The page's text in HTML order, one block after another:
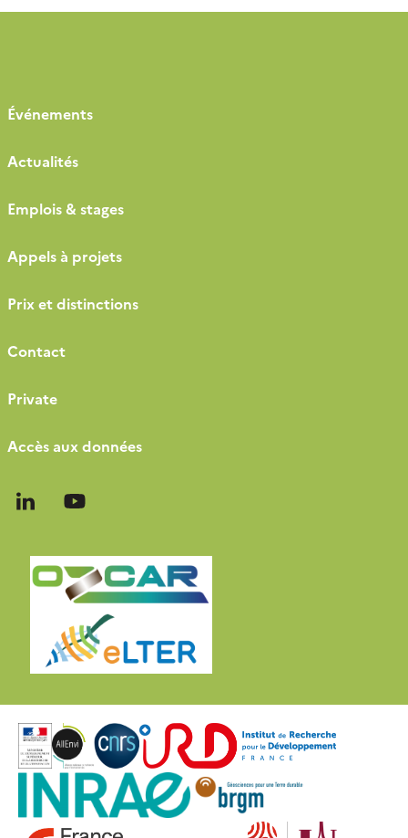
Événements
Actualités
Emplois & stages
Appels à projets
Prix et distinctions
Contact
Private
Accès aux données